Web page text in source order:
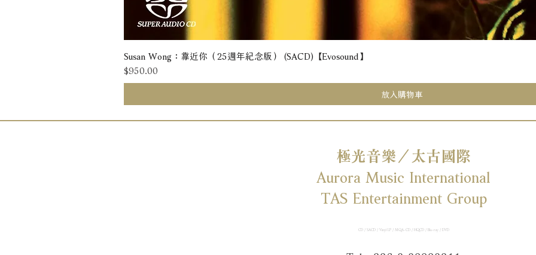
Susan Wong：靠近你（25週年紀念版） (SACD) 【Evosound】
價格
$950.00
放入購物車
極光音樂／太古國際
Aurora Music International
TAS Entertainment Group
CD / SACD / Vinyl LP / MQA-CD / HQCD / Blu-ray / DVD